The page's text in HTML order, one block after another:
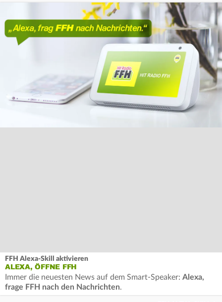
FFH Alexa-Skill aktivieren
ALEXA, ÖFFNE FFH
Immer die neuesten News auf dem Smart-Speaker: Alexa,
frage FFH nach den Nachrichten.